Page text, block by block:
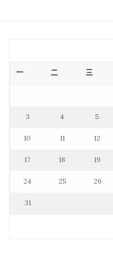
一 二 三
3 4 5
10 11 12
17 18 19
24 25 26
31